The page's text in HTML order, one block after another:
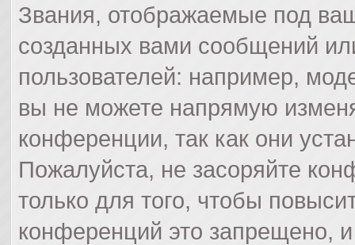
Звания, отображаемые под
созданных вами сообщений
пользователей: например,
вы не можете напрямую
конференции, так как они
Пожалуйста, не засоряйте
только для того, чтобы
конференций это запрещено,